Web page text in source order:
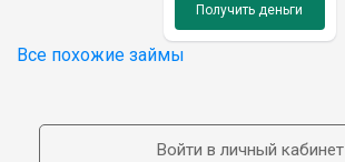
Получить деньги
Все похожие займы
Войти в личный кабинет